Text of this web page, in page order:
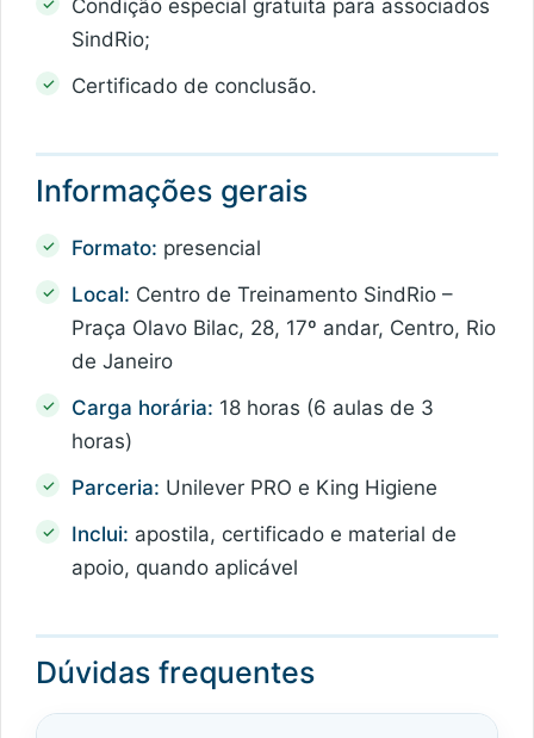
Condição especial gratuita para associados
SindRio;
Certificado de conclusão.
Informações gerais
Formato: presencial
Local: Centro de Treinamento SindRio –
Praça Olavo Bilac, 28, 17º andar, Centro, Rio
de Janeiro
Carga horária: 18 horas (6 aulas de 3
horas)
Parceria: Unilever PRO e King Higiene
Inclui: apostila, certificado e material de
apoio, quando aplicável
Dúvidas frequentes